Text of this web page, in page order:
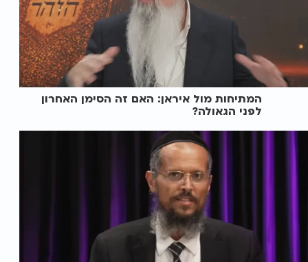
המתיחות מול איראן: האם זה הסימן האחרון
לפני הגאולה?